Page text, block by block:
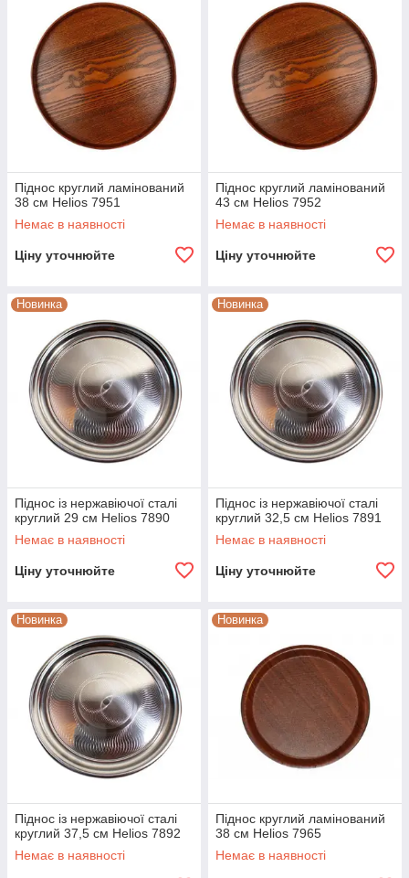
Піднос круглий ламінований
38 см Helios 7951
Немає в наявності
Ціну уточнюйте
Піднос круглий ламінований
43 см Helios 7952
Немає в наявності
Ціну уточнюйте
Новинка
Піднос із нержавіючої сталі
круглий 29 см Helios 7890
Немає в наявності
Ціну уточнюйте
Новинка
Піднос із нержавіючої сталі
круглий 32,5 см Helios 7891
Немає в наявності
Ціну уточнюйте
Новинка
Піднос із нержавіючої сталі
круглий 37,5 см Helios 7892
Немає в наявності
Новинка
Піднос круглий ламінований
38 см Helios 7965
Немає в наявності